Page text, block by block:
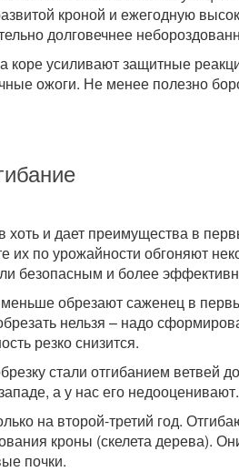
кроной и ежегодную
долговечнее
коре усиливают защитные
ожоги. Не менее полезно
хоть и дает преимущества в
их по урожайности обгоняют
безопасным и более
обрезают саженец в
нельзя – надо
резко снизится.
стали отгибанием ветвей
а у нас его недооценивают.
на второй-третий год.
кроны (скелета дерева).
почки.